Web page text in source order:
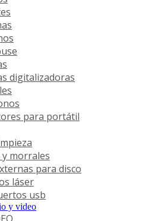
digitalizadoras
para portátil
y morrales
para disco
láser
usb
y video